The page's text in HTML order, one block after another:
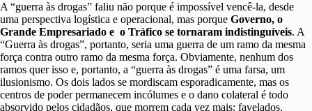
A “guerra às drogas” faliu não porque é impossível vencê-la, desde
uma perspectiva logística e operacional, mas porque Governo, o
Grande Empresariado e o Tráfico se tornaram indistinguíveis. A
“Guerra às drogas”, portanto, seria uma guerra de um ramo da mesma
força contra outro ramo da mesma força. Obviamente, nenhum dos
ramos quer isso e, portanto, a “guerra às drogas” é uma farsa, um
ilusionismo. Os dois lados se mordiscam esporadicamente, mas os
centros de poder permanecem incólumes e o dano colateral é todo
absorvido pelos cidadãos, que morrem cada vez mais: favelados,